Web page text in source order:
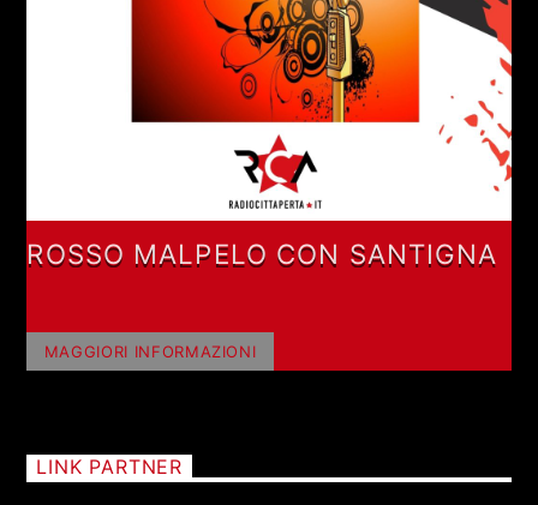
ROSSO MALPELO CON SANTIGNA
MAGGIORI INFORMAZIONI
LINK PARTNER